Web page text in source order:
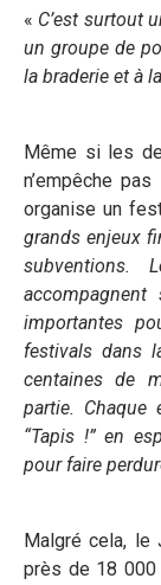
« C’est surtout
un groupe de
la braderie et à
Même si les
n’empêche
organise un
grands enjeux
importantes
festivals dans
centaines de
partie. Chaque
“Tapis !” en
pour faire
Malgré cela, le
près de 18 000